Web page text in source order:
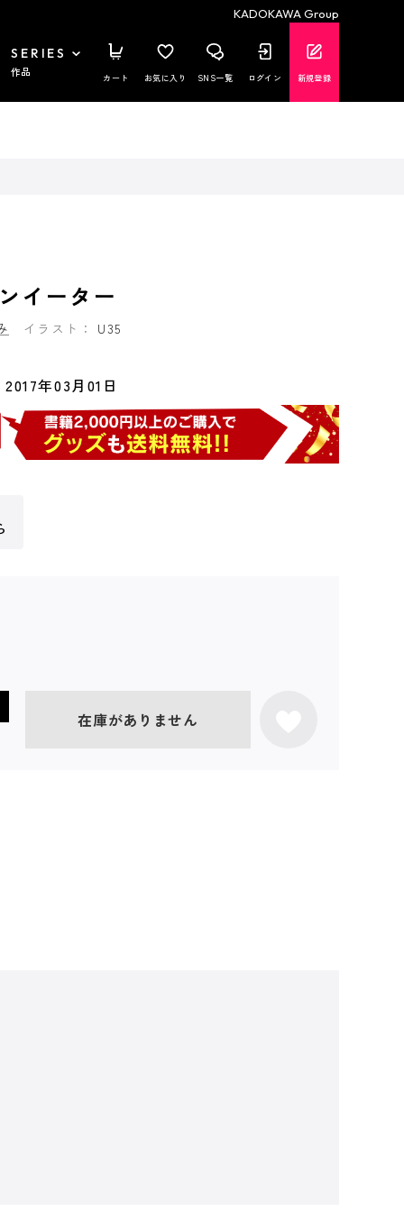
KADOKAWA Group
SERIES
作品 カート お気に入り SNS一覧 ログイン 新規登録
イーター
イラスト： U35
2017年03月01日
在庫がありません